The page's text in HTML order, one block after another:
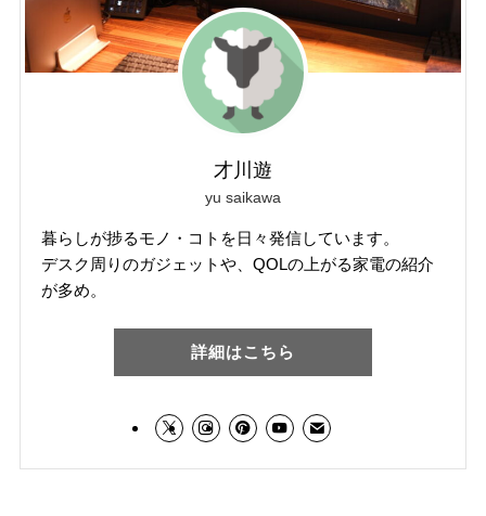
才川遊
yu saikawa
暮らしが捗るモノ・コトを日々発信しています。
デスク周りのガジェットや、QOLの上がる家電の紹介
が多め。
詳細はこちら